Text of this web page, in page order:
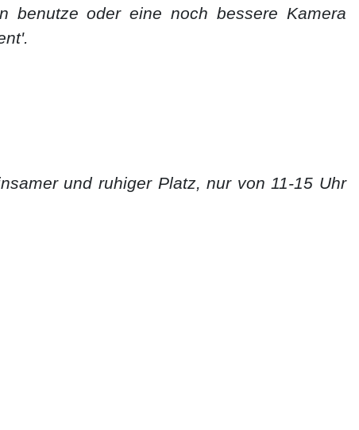
benutze oder eine noch bessere Kamera
und ruhiger Platz, nur von 11-15 Uhr